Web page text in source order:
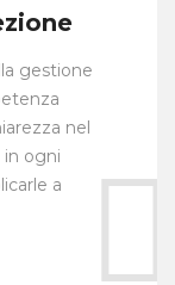
gestione
nel
in ogni
a